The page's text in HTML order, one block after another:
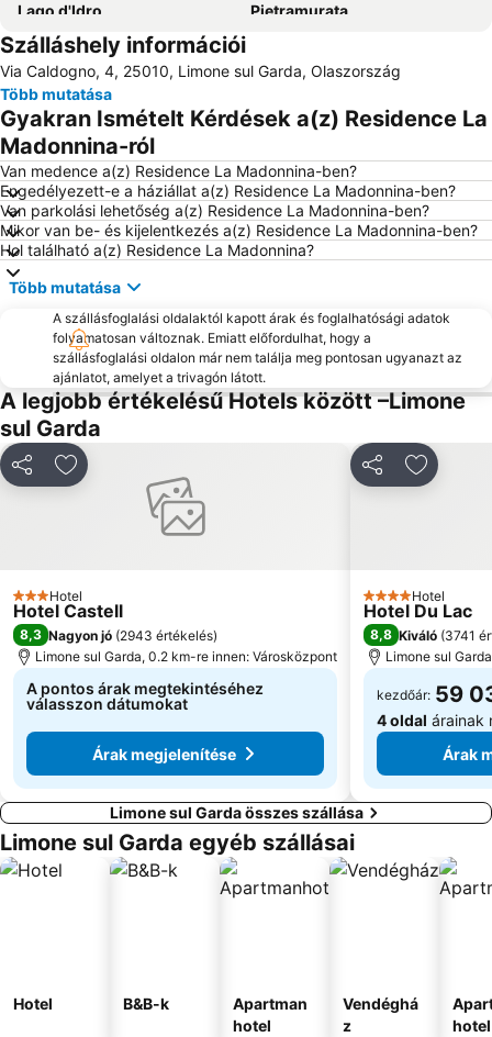
Lago d'Idro
Pietramurata
Castelletto di Brenzone
Cisano
Lago di Molveno
Paganella Ski
Verona Cathedral - Saint Mary Assumption
Parco Grotta Cascata Varone
Parco Alto Garda Bresciano
Parco Natura Viva
Canevaworld Resort
Lido delle Bionde
Parco Naturale Adamello Brenta
Lago di Caldonazzo
Città antica
Casa di Giulietta
San Michele
Szálláshely információi
Via Caldogno, 4, 25010, Limone sul Garda, Olaszország
Több mutatása
Gyakran Ismételt Kérdések a(z) Residence La
Madonnina-ról
Van medence a(z) Residence La Madonnina-ben?
Engedélyezett-e a háziállat a(z) Residence La Madonnina-ben?
Van parkolási lehetőség a(z) Residence La Madonnina-ben?
Mikor van be- és kijelentkezés a(z) Residence La Madonnina-ben?
Hol található a(z) Residence La Madonnina?
Több mutatása
A szállásfoglalási oldalaktól kapott árak és foglalhatósági adatok
folyamatosan változnak. Emiatt előfordulhat, hogy a
szállásfoglalási oldalon már nem találja meg pontosan ugyanazt az
ajánlatot, amelyet a trivagón látott.
A legjobb értékelésű Hotels között –Limone
sul Garda
MegosztásHozzáadás a kedvencekhez
3 Kategória
Hotel
Hotel Castell
8,3 Nagyon jó (2943 értékelés)
Limone sul Garda, 0.2 km-re innen: Városközpont
A pontos árak megtekintéséhez
válasszon dátumokat
Árak megjelenítése
Megosztás
4 Kategória
Hotel
Hotel Du Lac
8,8 Kiváló (3741
Limone sul
kezdőár: 59
4 oldal árainak
Árak
Limone sul Garda összes szállása
Limone sul Garda egyéb szállásai
Hotel B&B-k
Apartman
hotel
Vendéghá
z
hotel